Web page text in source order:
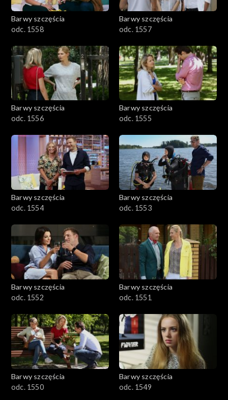
Barwy szczęścia
odc. 1558
Barwy szczęścia
odc. 1557
Barwy szczęścia
odc. 1556
Barwy szczęścia
odc. 1555
Barwy szczęścia
odc. 1554
Barwy szczęścia
odc. 1553
Barwy szczęścia
odc. 1552
Barwy szczęścia
odc. 1551
Barwy szczęścia
odc. 1550
Barwy szczęścia
odc. 1549